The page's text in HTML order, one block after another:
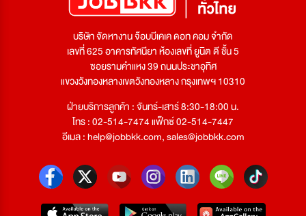
บริษัท จัดหางาน จ๊อบบีเคเค ดอท คอม จำกัด
เลขที่ 625 อาคารทัศนียา ห้องเลขที่ ยูนิต ดี ชั้น 5
ซอยรามคำแหง 39 ถนนประชาอุทิศ
แขวงวังทองหลางเขตวังทองหลาง กรุงเทพฯ 10310
ฝ่ายบริการลูกค้า : จันทร์-เสาร์ 8:30-18:00 น.
โทร : 02-514-7474 แฟ็กซ์ 02-514-7447
อีเมล :help@jobbkk.com,sales@jobbkk.com